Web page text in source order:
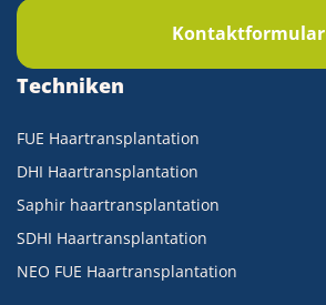
Kontaktformular
Techniken
FUE Haartransplantation
DHI Haartransplantation
Saphir haartransplantation
SDHI Haartransplantation
NEO FUE Haartransplantation